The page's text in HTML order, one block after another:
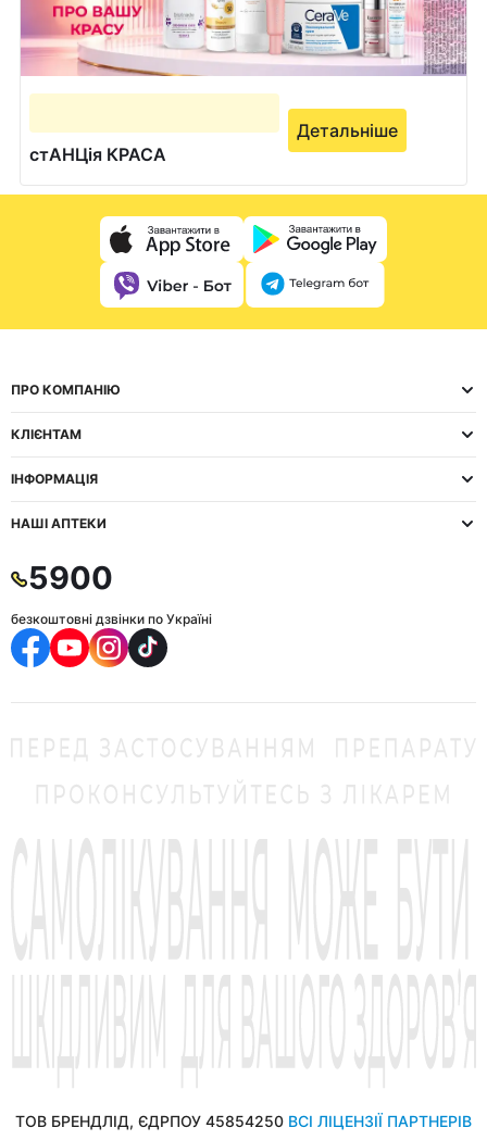
стАНЦія КРАСА
Детальніше
ПРО КОМПАНІЮ
КЛІЄНТАМ
ІНФОРМАЦІЯ
НАШІ АПТЕКИ
5900
безкоштовні дзвінки по Україні
ТОВ БРЕНДЛІД, ЄДРПОУ 45854250 ВСІ ЛІЦЕНЗІЇ ПАРТНЕРІВ